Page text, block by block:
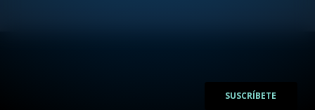
SUSCRÍBETE